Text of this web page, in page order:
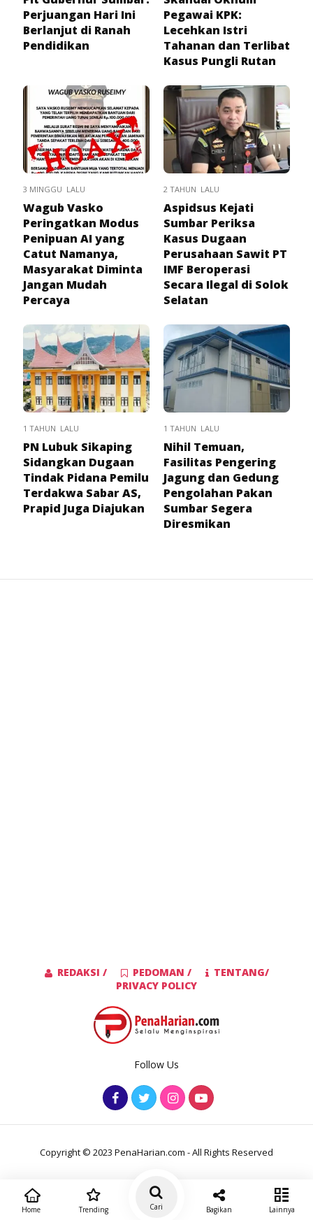
Perjuangan Hari Ini
Berlanjut di Ranah
Pendidikan
Pegawai KPK:
Lecehkan Istri
Tahanan dan Terlibat
Kasus Pungli Rutan
3 MINGGU LALU
Wagub Vasko
Peringatkan Modus
Penipuan AI yang
Catut Namanya,
Masyarakat Diminta
Jangan Mudah
Percaya
2 TAHUN LALU
Aspidsus Kejati
Sumbar Periksa
Kasus Dugaan
Perusahaan Sawit PT
IMF Beroperasi
Secara Ilegal di Solok
Selatan
1 TAHUN LALU
PN Lubuk Sikaping
Sidangkan Dugaan
Tindak Pidana Pemilu
Terdakwa Sabar AS,
Prapid Juga Diajukan
1 TAHUN LALU
Nihil Temuan,
Fasilitas Pengering
Jagung dan Gedung
Pengolahan Pakan
Sumbar Segera
Diresmikan
REDAKSI / PEDOMAN /
TENTANG/
PRIVACY POLICY
Follow Us
Copyright © 2023 PenaHarian.com - All Rights Reserved
Home Trending Cari Bagikan Lainnya